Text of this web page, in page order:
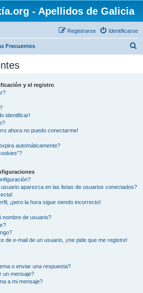
- Apellidos de Galicia
Identificarse
Registrarse
Frecuentes
y el registro
identificar!
ahora no puedo conectarme!
automáticamente?
aparezca en las listas de usuarios conectados?
¡pero la hora sigue siendo incorrecto!
nombre de usuario?
de e-mail de un usuario, ¡me pide que me registre!
o enviar una respuesta?
un mensaje?
a mi mensaje?